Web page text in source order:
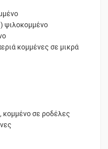
ψιλοκομμένο
κομμένες σε μικρά
κομμένο σε ροδέλες